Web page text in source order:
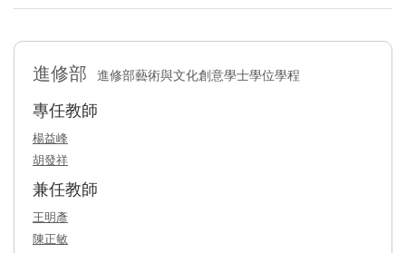
進修部 進修部藝術與文化創意學士學位學程
專任教師
楊益峰
胡發祥
兼任教師
王明彥
陳正敏